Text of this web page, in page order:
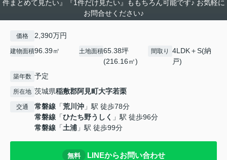
件まとめて見たい』『1件だけ見たい』ももちろん可能です♪ お気軽に
お問合せください♪
価格 2,390万円
建物面積96.39㎡ 土地面積65.38坪
(216.16㎡)
間取り
4LDK＋S(納
戸)
築年数 予定
所在地 茨城県稲敷郡阿見町大字若栗
交通 常磐線 「荒川沖 」駅 徒歩78分
常磐線 「ひたち野うしく 」駅 徒歩96分
常磐線 「土浦 」駅 徒歩99分
無料 LINEからお問い合わせ